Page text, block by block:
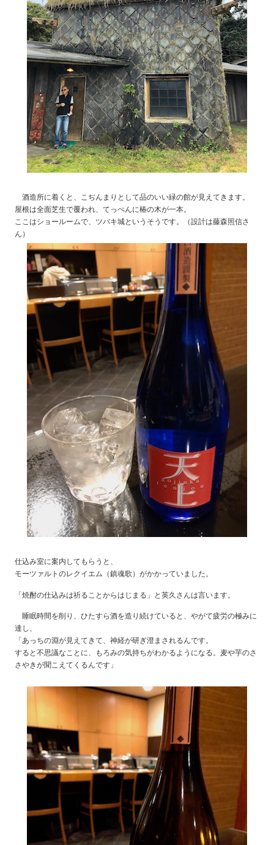
酒造所に着くと、こぢんまりとして品のいい緑の館が見えてきます。
屋根は全面芝生で覆われ、てっぺんに椿の木が一本。
ここはショールームで、ツバキ城というそうです。（設計は藤森照信さ
ん）
仕込み室に案内してもらうと、
モーツァルトのレクイエム（鎮魂歌）がかかっていました。
「焼酎の仕込みは祈ることからはじまる」と英久さんは言います。
睡眠時間を削り、ひたすら酒を造り続けていると、やがて疲労の極みに
達し、
「あっちの淵が見えてきて、神経が研ぎ澄まされるんです。
すると不思議なことに、もろみの気持ちがわかるようになる。麦や芋のさ
さやきが聞こえてくるんです」